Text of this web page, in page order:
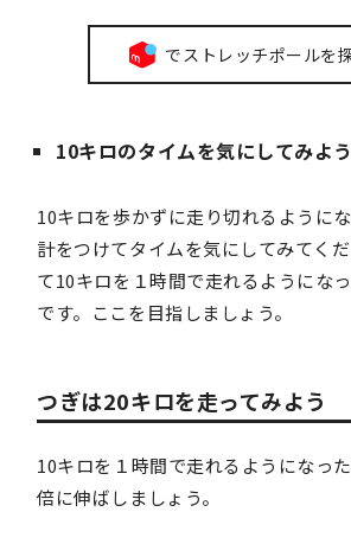
でストレッチポールを
10キロのタイムを気にしてみよう
10キロを歩かずに走り切れるように
計をつけてタイムを気にしてみてく
て10キロを１時間で走れるようにな
です。ここを目指しましょう。
つぎは20キロを走ってみよう
10キロを１時間で走れるようになっ
倍に伸ばしましょう。